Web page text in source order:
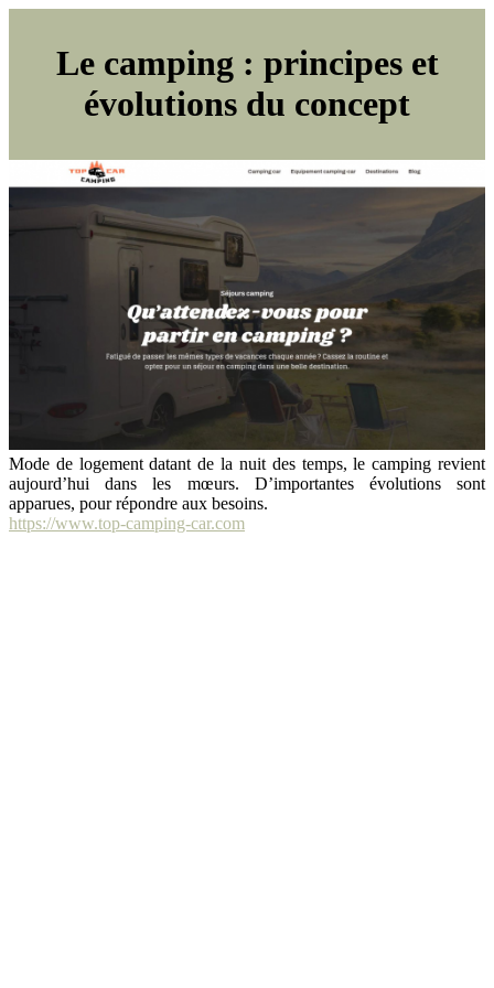
Le camping : principes et
évolutions du concept
Mode de logement datant de la nuit des temps, le camping revient
aujourd’hui dans les mœurs. D’importantes évolutions sont
apparues, pour répondre aux besoins.
https://www.top-camping-car.com